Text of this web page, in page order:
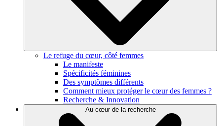
Le refuge du cœur, côté femmes
Le manifeste
Spécificités féminines
Des symptômes différents
Comment mieux protéger le cœur des femmes ?
Recherche & Innovation
Au cœur de la recherche